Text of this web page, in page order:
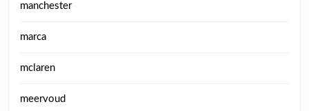
manchester
marca
mclaren
meervoud